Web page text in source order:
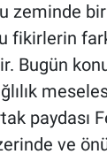
zeminde
fikirlerin
Bugün
paydası
ve